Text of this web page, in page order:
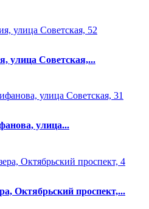
улица Советская,...
улица...
Октябрьский проспект,...